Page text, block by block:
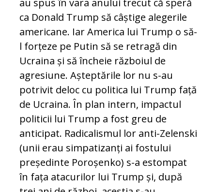
au spus în vara anului trecut că speră
ca Donald Trump să câștige alegerile
americane. Iar America lui Trump o să-
l forțeze pe Putin să se retragă din
Ucraina și să încheie războiul de
agresiune. Așteptările lor nu s-au
potrivit deloc cu politica lui Trump față
de Ucraina. În plan intern, impactul
politicii lui Trump a fost greu de
anticipat. Radicalismul lor anti-Zelenski
(unii erau simpatizanți ai fostului
președinte Poroșenko) s-a estompat
în fața atacurilor lui Trump și, după